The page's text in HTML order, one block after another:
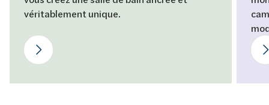
véritablement unique.